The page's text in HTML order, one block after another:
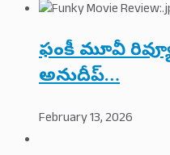
ఫంకీ మూవీ
అనుదీప్…
February 13, 2026